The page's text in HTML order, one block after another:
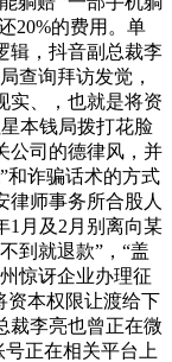
20%的费用。单
辑，抖音副总裁李
查询拜访发觉，
实、，也就是将资
本钱局拨打花脸
公司的德律风，并
和诈骗话术的方式
律师事务所合股人
1月及2月别离向某
到就退款”，“盖
惊讶企业办理征
资本权限让渡给下
裁李亮也曾正在微
号正在相关平台上